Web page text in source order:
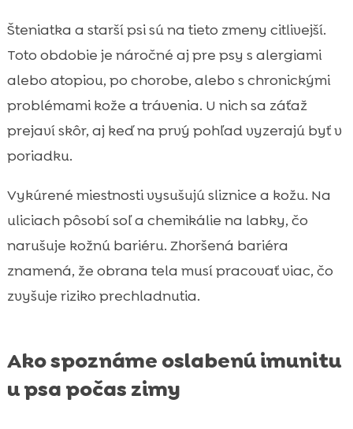
Šteniatka a starší psi sú na tieto zmeny citlivejší.
Toto obdobie je náročné aj pre psy s alergiami
alebo atopiou, po chorobe, alebo s chronickými
problémami kože a trávenia. U nich sa záťaž
prejaví skôr, aj keď na prvý pohľad vyzerajú byť v
poriadku.
Vykúrené miestnosti vysušujú sliznice a kožu. Na
uliciach pôsobí soľ a chemikálie na labky, čo
narušuje kožnú bariéru. Zhoršená bariéra
znamená, že obrana tela musí pracovať viac, čo
zvyšuje riziko prechladnutia.
Ako spoznáme oslabenú imunitu
u psa počas zimy